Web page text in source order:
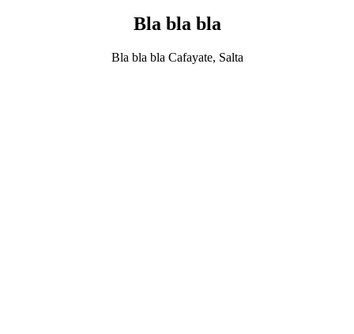
Bla bla bla
Bla bla bla Cafayate, Salta